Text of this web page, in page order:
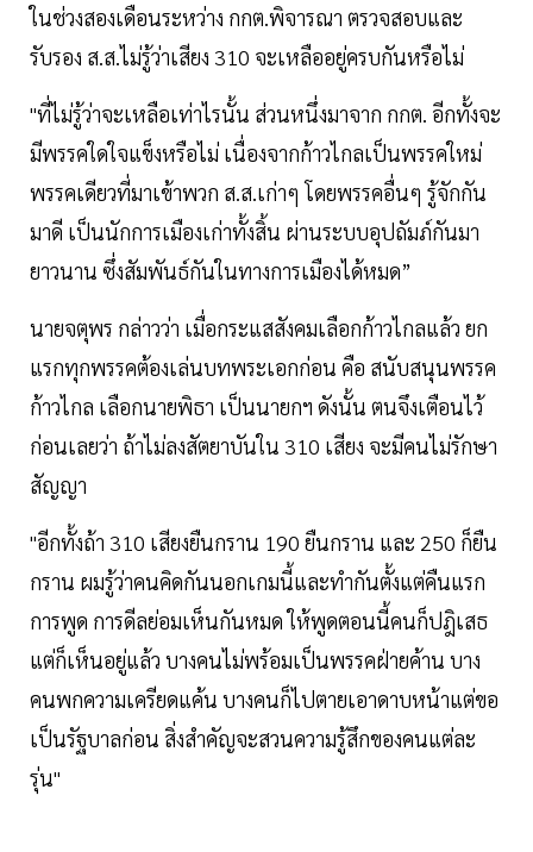
ในช่วงสองเดือนระหว่าง กกต.พิจารณา ตรวจสอบและ
รับรอง ส.ส.ไม่รู้ว่าเสียง 310 จะเหลืออยู่ครบกันหรือไม่
"ที่ไม่รู้ว่าจะเหลือเท่าไรนั้น ส่วนหนึ่งมาจาก กกต. อีกทั้งจะ
มีพรรคใดใจแข็งหรือไม่ เนื่องจากก้าวไกลเป็นพรรคใหม่
พรรคเดียวที่มาเข้าพวก ส.ส.เก่าๆ โดยพรรคอื่นๆ รู้จักกัน
มาดี เป็นนักการเมืองเก่าทั้งสิ้น ผ่านระบบอุปถัมภ์กันมา
ยาวนาน ซึ่งสัมพันธ์กันในทางการเมืองได้หมด”
นายจตุพร กล่าวว่า เมื่อกระแสสังคมเลือกก้าวไกลแล้ว ยก
แรกทุกพรรคต้องเล่นบทพระเอกก่อน คือ สนับสนุนพรรค
ก้าวไกล เลือกนายพิธา เป็นนายกฯ ดังนั้น ตนจึงเตือนไว้
ก่อนเลยว่า ถ้าไม่ลงสัตยาบันใน 310 เสียง จะมีคนไม่รักษา
สัญญา
"อีกทั้งถ้า 310 เสียงยืนกราน 190 ยืนกราน และ 250 ก็ยืน
กราน ผมรู้ว่าคนคิดกันนอกเกมนี้และทำกันตั้งแต่คืนแรก
การพูด การดีลย่อมเห็นกันหมด ให้พูดตอนนี้คนก็ปฎิเสธ
แต่ก็เห็นอยู่แล้ว บางคนไม่พร้อมเป็นพรรคฝ่ายค้าน บาง
คนพกความเครียดแค้น บางคนก็ไปตายเอาดาบหน้าแต่ขอ
เป็นรัฐบาลก่อน สิ่งสำคัญจะสวนความรู้สึกของคนแต่ละ
รุ่น"